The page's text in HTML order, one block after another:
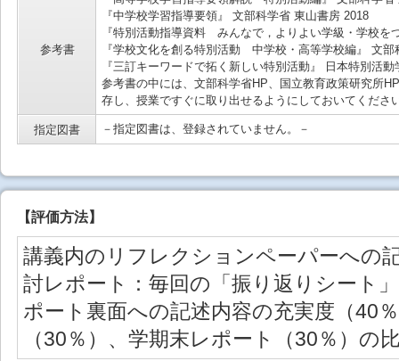
参考書
『中学校学習指導要領』 文部科学省 東山書房 2018
『特別活動指導資料 みんなで，よりよい学級・学校
『学校文化を創る特別活動 中学校・高等学校編』 文部
『三訂キーワードで拓く新しい特別活動』 日本特別活
参考書の中には、文部科学省HP、国立教育政策研究所
存し、授業ですぐに取り出せるようにしておいてくださ
指定図書 －指定図書は、登録されていません。－
【評価方法】
講義内のリフレクションペーパーへの
討レポート：毎回の「振り返りシート
ポート裏面への記述内容の充実度（40
（30％）、学期末レポート（30％）の